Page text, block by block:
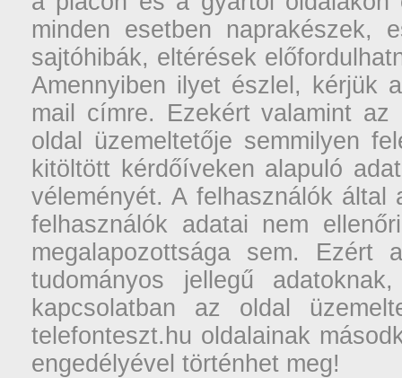
minden esetben naprakészek,
sajtóhibák, eltérések
Amennyiben ilyet észlel, kérjük
mail címre. Ezekért valamint
oldal üzemeltetője semmilyen
kitöltött kérdőíveken alapuló
véleményét. A felhasználók
felhasználók adatai nem
megalapozottsága sem. Ezért
tudományos jellegű
kapcsolatban az oldal
telefonteszt.hu oldalainak
engedélyével történhet meg!